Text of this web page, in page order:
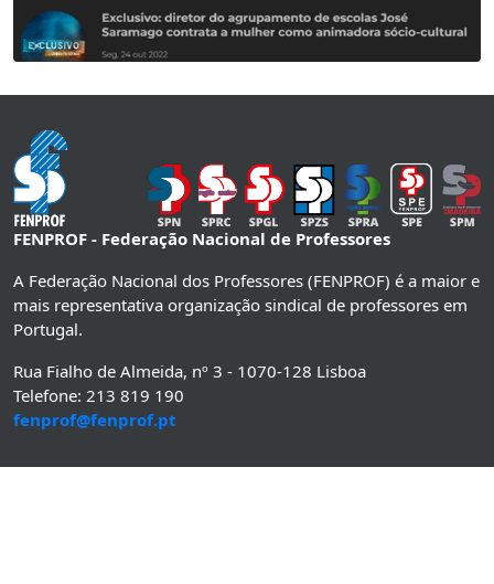
FENPROF - Federação Nacional de Professores
A Federação Nacional dos Professores (FENPROF) é a maior e
mais representativa organização sindical de professores em
Portugal.
Rua Fialho de Almeida, nº 3 - 1070-128 Lisboa
Telefone: 213 819 190
fenprof@fenprof.pt